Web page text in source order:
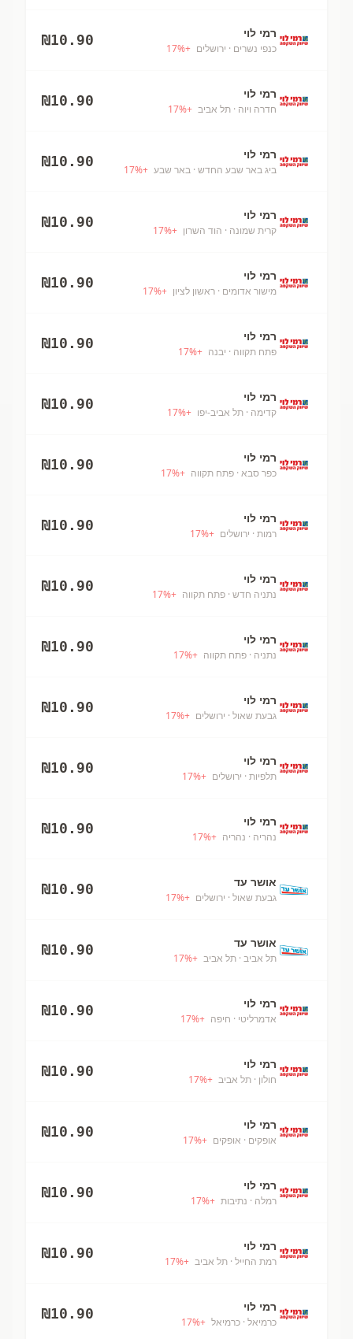
רמי לוי
כנפי נשרים · ירושלים +
17%
₪10.90
רמי לוי
חדרה ויוה · תל אביב +
17%
₪10.90
רמי לוי
ביג באר שבע החדש · באר שבע +
17%
₪10.90
רמי לוי
קרית שמונה · הוד השרון +
17%
₪10.90
רמי לוי
מישור אדומים · ראשון לציון +
17%
₪10.90
רמי לוי
פתח תקווה · יבנה +
17%
₪10.90
רמי לוי
קדימה · תל אביב-יפו +
17%
₪10.90
רמי לוי
כפר סבא · פתח תקווה +
17%
₪10.90
רמי לוי
רמות · ירושלים +
17%
₪10.90
רמי לוי
נתניה חדש · פתח תקווה +
17%
₪10.90
רמי לוי
נתניה · פתח תקווה +
17%
₪10.90
רמי לוי
גבעת שאול · ירושלים +
17%
₪10.90
רמי לוי
תלפיות · ירושלים +
17%
₪10.90
רמי לוי
נהריה · נהריה +
17%
₪10.90
אושר עד
גבעת שאול · ירושלים +
17%
₪10.90
אושר עד
תל אביב · תל אביב +
17%
₪10.90
רמי לוי
אדמרליטי · חיפה +
17%
₪10.90
רמי לוי
חולון · תל אביב +
17%
₪10.90
רמי לוי
אופקים · אופקים +
17%
₪10.90
רמי לוי
רמלה · נתיבות +
17%
₪10.90
רמי לוי
רמת החייל · תל אביב +
17%
₪10.90
רמי לוי
כרמיאל · כרמיאל +
17%
₪10.90